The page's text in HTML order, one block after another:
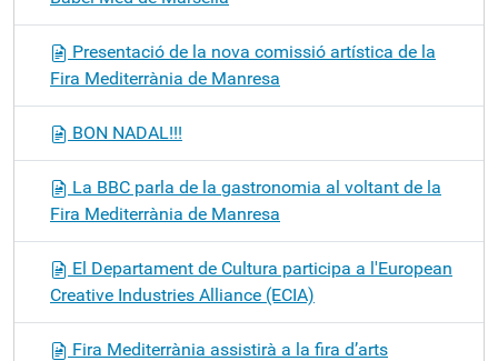
Presentació de la nova comissió artística de la
Fira Mediterrània de Manresa
BON NADAL!!!
La BBC parla de la gastronomia al voltant de la
Fira Mediterrània de Manresa
El Departament de Cultura participa a l'European
Creative Industries Alliance (ECIA)
Fira Mediterrània assistirà a la fira d’arts